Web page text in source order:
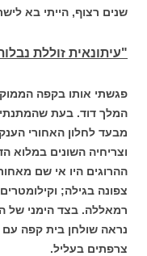
שנים רצוף, הייתי בא
"עיתונאית זוללת
פגשתי אותו בקפה
המלך דוד. בעת
מבעד לחלון האחורי
וצריחיה השונים במלוא
ההרוגים היו אי שם
צפונה בגילה;
רמאללה. בצד הימני של
נראה שולחן בית קפה עם
צרפתים בעליל.